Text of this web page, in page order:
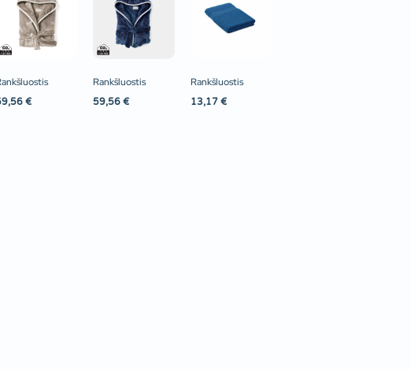
€
Rankšluostis
59,56 €
Rankšluostis
13,17 €